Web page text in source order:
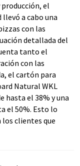
el
a cabo una
con las
detallada del
tanto el
con las
el cartón para
Natural WKL
hasta el 38% y una
el 50%. Esto lo
clientes que